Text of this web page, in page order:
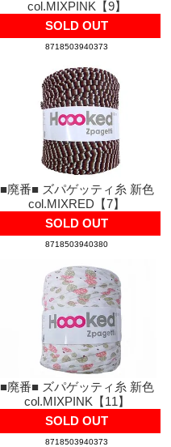
col.MIXPINK【9】
SOLD OUT
8718503940373
■廃番■ ズパゲッティ糸 新色
col.MIXRED【7】
SOLD OUT
8718503940380
■廃番■ ズパゲッティ糸 新色
col.MIXPINK【11】
SOLD OUT
8718503940373